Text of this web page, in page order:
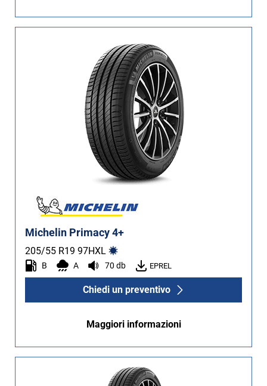
Michelin Primacy 4+
205/55 R19 97HXL
B A 70 db EPREL
Chiedi un preventivo
Maggiori informazioni